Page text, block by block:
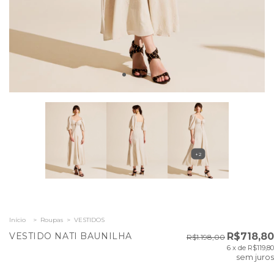
+2
Início > Roupas > VESTIDOS
VESTIDO NATI BAUNILHA R$1.198,00 R$718,80
6 x de R$119,80
sem juros